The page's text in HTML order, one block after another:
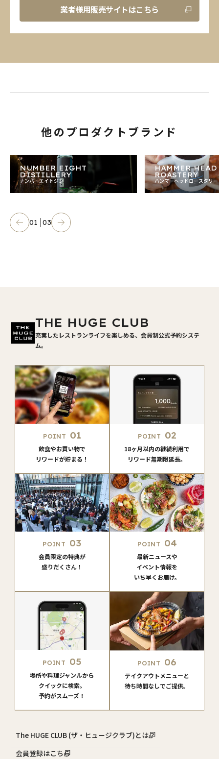
業者様用販売サイトはこちら
他のプロダクトブランド
NUMBER EIGHT
DISTILLERY
ナンバーエイトジン
HAMMER HEAD
ROASTERY
ハンマーヘッドロースタリー
01 03
THE HUGE CLUB
充実したレストランライフを楽しめる、会員制公式予約システ
ム。
POINT 01
飲食やお買い物で
リワードが貯まる！
POINT 02
18ヶ月以内の継続利用で
リワード無期限延長。
POINT 03
会員限定の特典が
盛りだくさん！
POINT 04
最新ニュースや
イベント情報を
いち早くお届け。
POINT 05
場所や料理ジャンルから
クイックに検索。
予約がスムーズ！
POINT 06
テイクアウトメニューと
待ち時間なしでご提供。
The HUGE CLUB (ザ・ヒュージクラブ)とは？
会員登録はこちら